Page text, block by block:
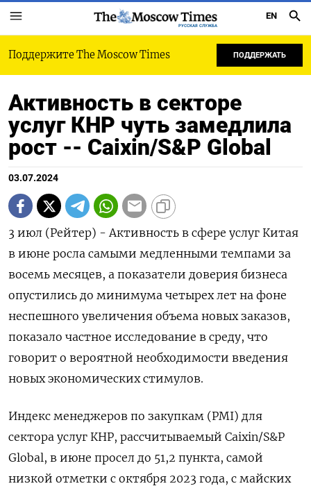
РУССКАЯ СЛУЖБА
EN
Поддержите The Moscow Times ПОДДЕРЖАТЬ
Активность в секторе
услуг КНР чуть замедлила
рост -- Caixin/S&P Global
03.07.2024
3 июл (Рейтер) - Активность в сфере услуг Китая
в июне росла самыми медленными темпами за
восемь месяцев, а показатели доверия бизнеса
опустились до минимума четырех лет на фоне
неспешного увеличения объема новых заказов,
показало частное исследование в среду, что
говорит о вероятной необходимости введения
новых экономических стимулов.
Индекс менеджеров по закупкам (PMI) для
сектора услуг КНР, рассчитываемый Caixin/S&P
Global, в июне просел до 51,2 пункта, самой
низкой отметки с октября 2023 года, с майских